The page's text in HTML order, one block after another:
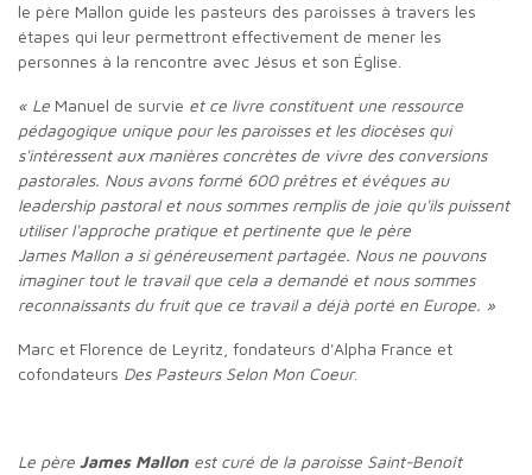
le père Mallon guide les pasteurs des paroisses à travers les
étapes qui leur permettront effectivement de mener les
personnes à la rencontre avec Jésus et son Église.
« Le Manuel de survie et ce livre constituent une ressource
pédagogique unique pour les paroisses et les diocèses qui
s'intéressent aux manières concrètes de vivre des conversions
pastorales. Nous avons formé 600 prêtres et évêques au
leadership pastoral et nous sommes remplis de joie qu'ils puissent
utiliser l'approche pratique et pertinente que le père
James Mallon a si généreusement partagée. Nous ne pouvons
imaginer tout le travail que cela a demandé et nous sommes
reconnaissants du fruit que ce travail a déjà porté en Europe. »
Marc et Florence de Leyritz, fondateurs d'Alpha France et
cofondateurs Des Pasteurs Selon Mon Coeur.
Le père James Mallon est curé de la paroisse Saint-Benoît